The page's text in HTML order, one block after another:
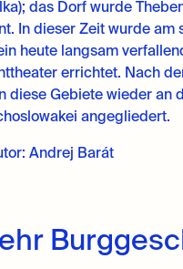
das Dorf wurde
In dieser Zeit wurde am
heute langsam
errichtet. Nach
diese Gebiete wieder an
angegliedert.
Andrej Barát